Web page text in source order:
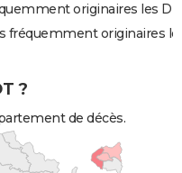
originaires les
fréquemment originaires
?
de décès.